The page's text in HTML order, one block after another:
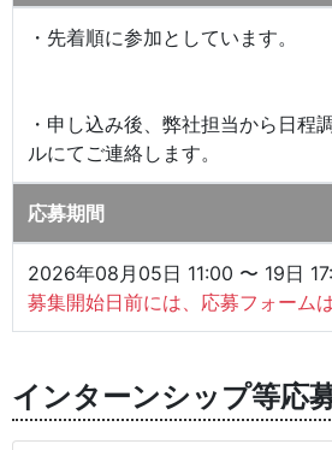
・先着順に参加としています。
・申し込み後、弊社担当から日程
ルにてご連絡します。
応募期間
2026年08月05日 11:00 〜 19日
募集開始日前には、応募フォーム
インターンシップ等応